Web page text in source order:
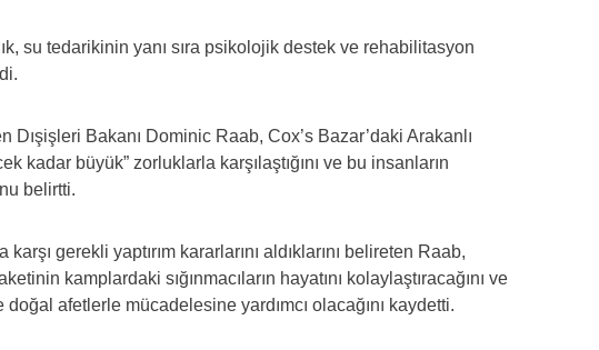
su tedarikinin yanı sıra psikolojik destek ve rehabilitasyon
Dışişleri Bakanı Dominic Raab, Cox’s Bazar’daki Arakanlı
kadar büyük” zorluklarla karşılaştığını ve bu insanların
belirtti.
gerekli yaptırım kararlarını aldıklarını belireten Raab,
kamplardaki sığınmacıların hayatını kolaylaştıracağını ve
doğal afetlerle mücadelesine yardımcı olacağını kaydetti.